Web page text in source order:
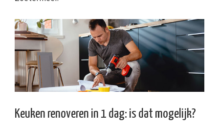
Keuken renoveren in 1 dag: is dat mogelijk?